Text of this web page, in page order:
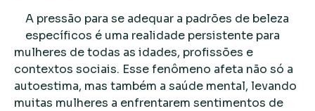
A pressão para se adequar a padrões de beleza
específicos é uma realidade persistente para
mulheres de todas as idades, profissões e
contextos sociais. Esse fenômeno afeta não só a
autoestima, mas também a saúde mental, levando
muitas mulheres a enfrentarem sentimentos de